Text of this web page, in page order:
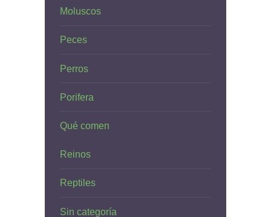
Moluscos
Peces
Perros
Porifera
Qué comen
Reinos
Reptiles
Sin categoría